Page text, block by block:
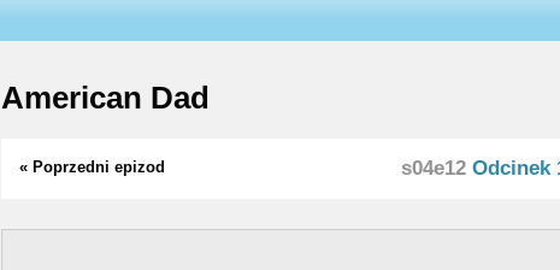
American Dad
« Poprzedni epizod s04e12Odcinek